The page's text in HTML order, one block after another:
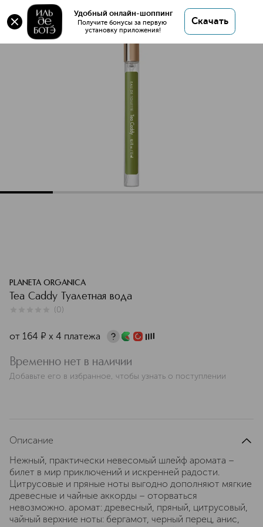
Удобный онлайн-шоппинг
Получите бонусы за первую
установку приложения!
Скачать
Tea Caddy Туалетная вода
PLANETA ORGANICA
Tea Caddy Туалетная вода
(0)
от 164 ¤ х 4 платежа
Временно нет в наличии
Добавьте его в избранное, чтобы узнать о поступлении
Описание
Нежный, практически невесомый шлейф аромата –
билет в мир приключений и искренней радости.
Цитрусовые и пряные ноты выгодно дополняют мягкие
древесные и чайные аккорды – оторваться
невозможно. аромат: древесный, пряный, цитрусовый,
чайный верхние ноты: бергамот, черный перец, анис,